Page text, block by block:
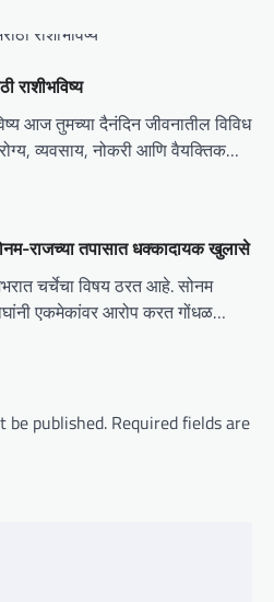
राशीभविष्य
आज तुमच्या दैनंदिन जीवनातील विविध
व्यवसाय, नोकरी आणि वैयक्तिक…
राजच्या तपासात धक्कादायक खुलासे
चर्चेचा विषय ठरत आहे. सोनम
एकमेकांवर आरोप करत गोंधळ…
be published. Required fields are